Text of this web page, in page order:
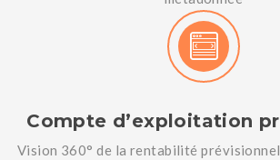
Compte d’exploitation
Vision 360° de la rentabilité